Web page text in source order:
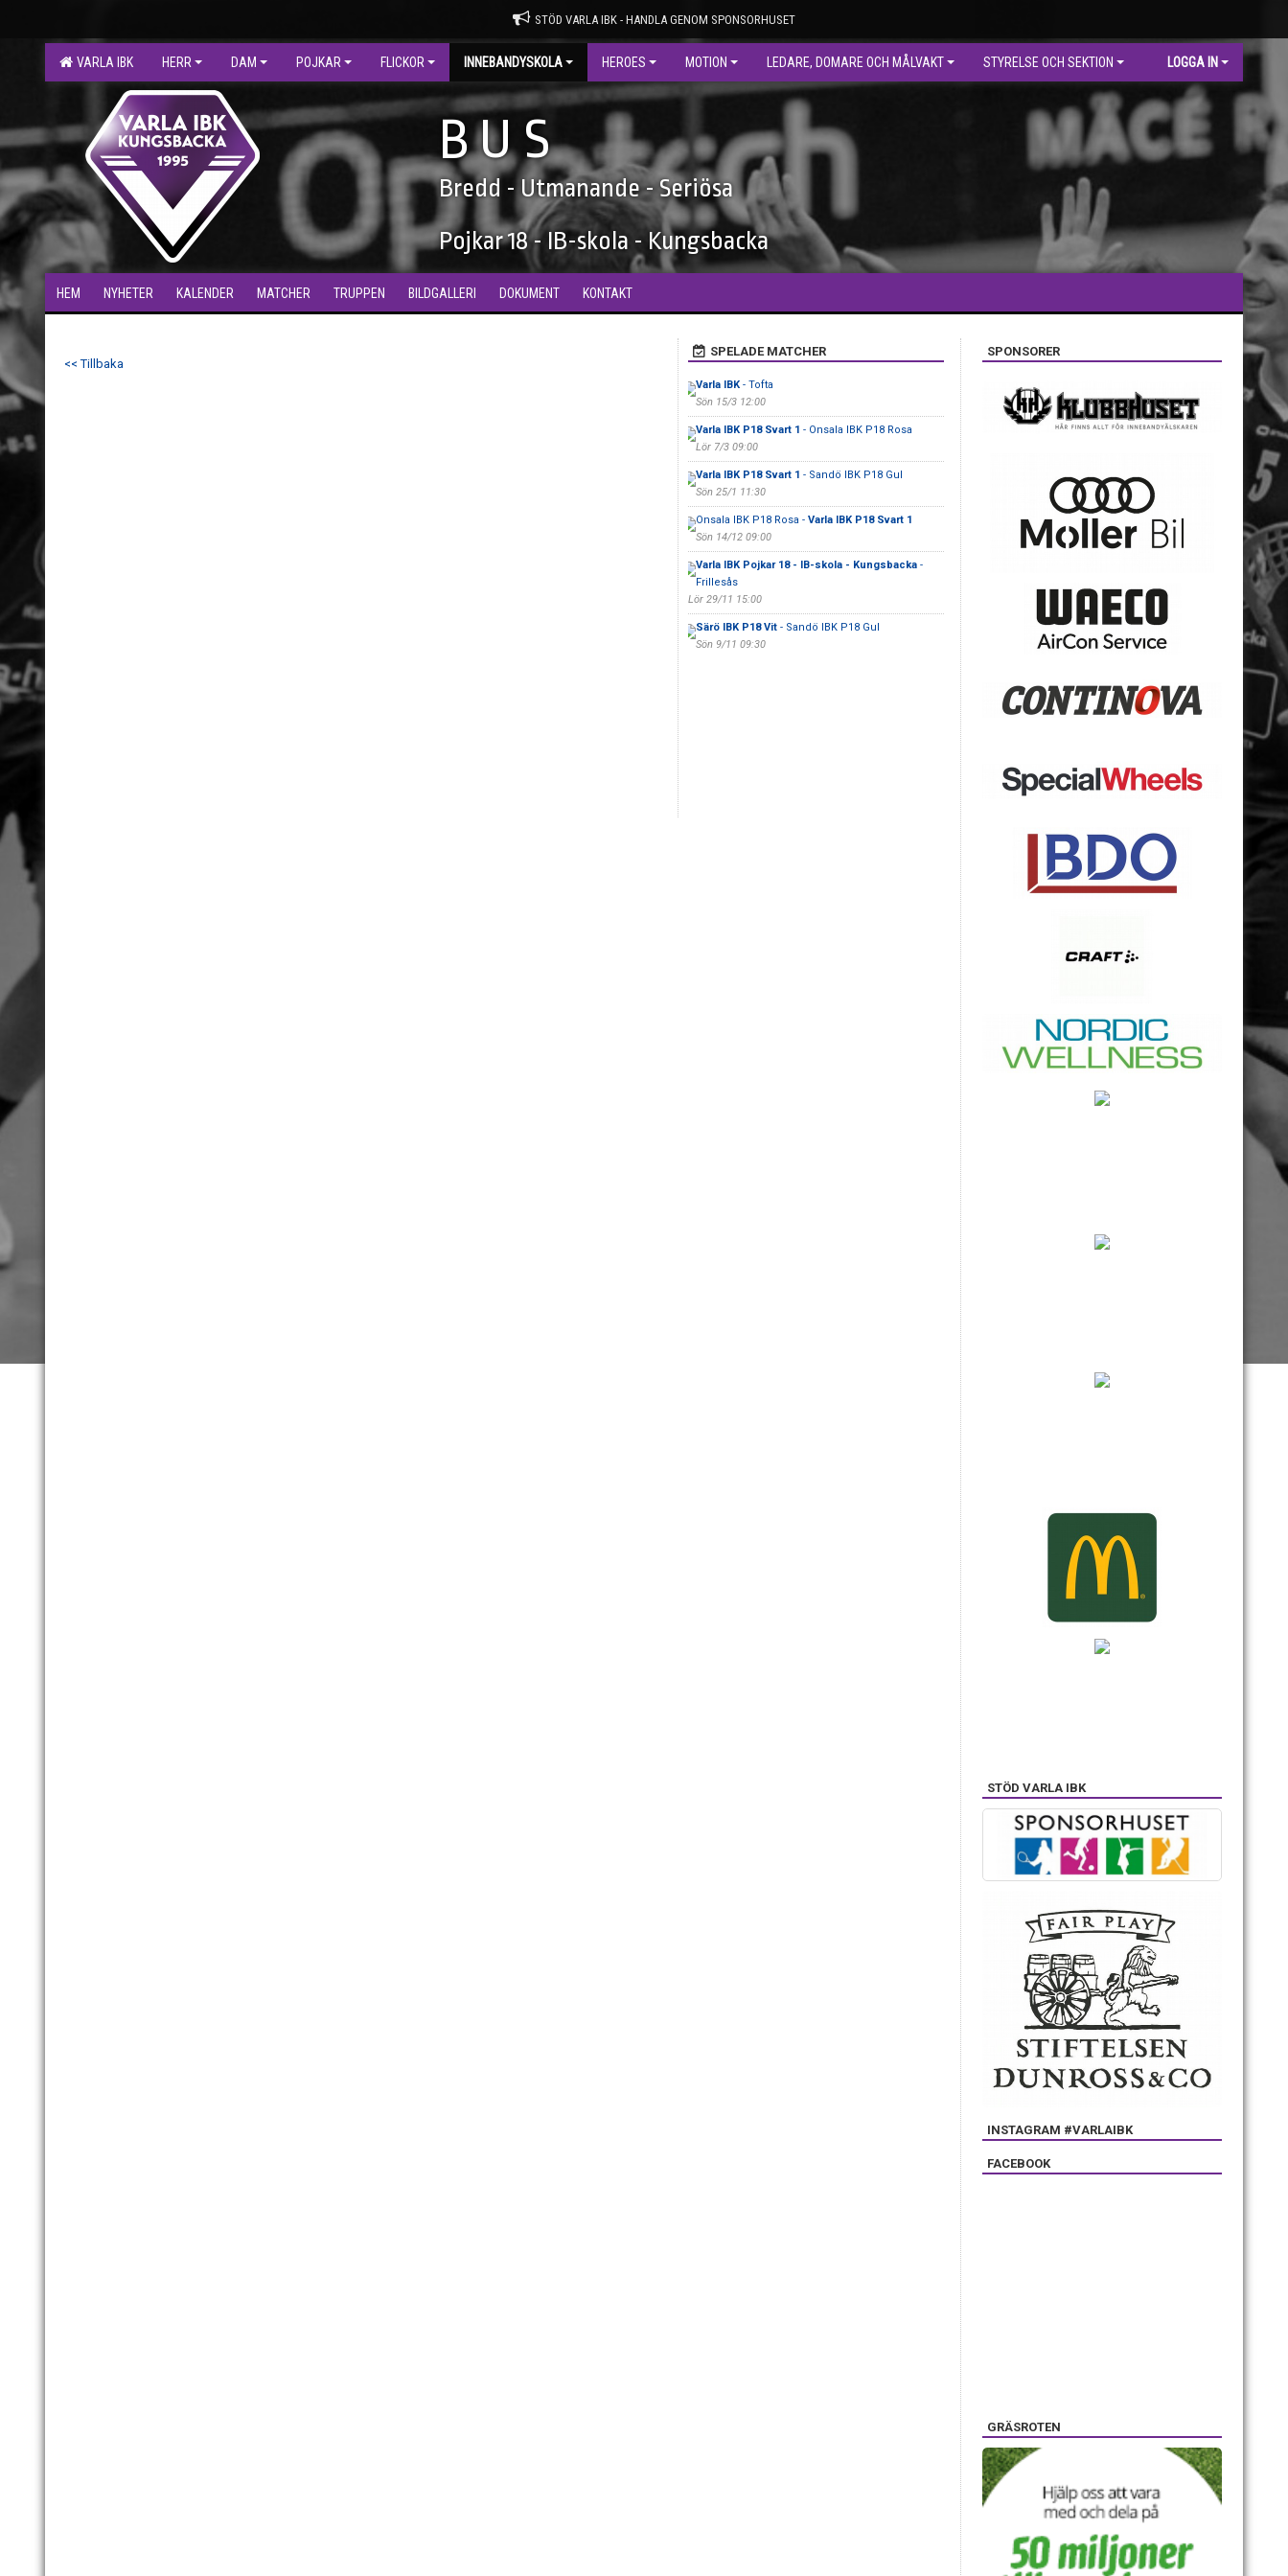
STÖD VARLA IBK - HANDLA GENOM SPONSORHUSET
VARLA IBK HERR DAM POJKAR FLICKOR INNEBANDYSKOLA HEROES MOTION LEDARE, DOMARE OCH MÅLVAKT STYRELSE OCH SEKTION LOGGA IN
B U S
Bredd - Utmanande - Seriösa
Pojkar 18 - IB-skola - Kungsbacka
HEM NYHETER KALENDER MATCHER TRUPPEN BILDGALLERI DOKUMENT KONTAKT
<< Tillbaka
SPELADE MATCHER
Varla IBK- Tofta
Sön 15/3 12:00
Varla IBK P18 Svart 1 - Onsala IBK P18 Rosa
Lör 7/3 09:00
Varla IBK P18 Svart 1 - Sandö IBK P18 Gul
Sön 25/1 11:30
Onsala IBK P18 Rosa - Varla IBK P18 Svart 1
Sön 14/12 09:00
Varla IBK Pojkar 18 - IB-skola - Kungsbacka-
Frillesås
Lör 29/11 15:00
Särö IBK P18 Vit- Sandö IBK P18 Gul
Sön 9/11 09:30
SPONSORER
STÖD VARLA IBK
INSTAGRAM #VARLAIBK
FACEBOOK
GRÄSROTEN